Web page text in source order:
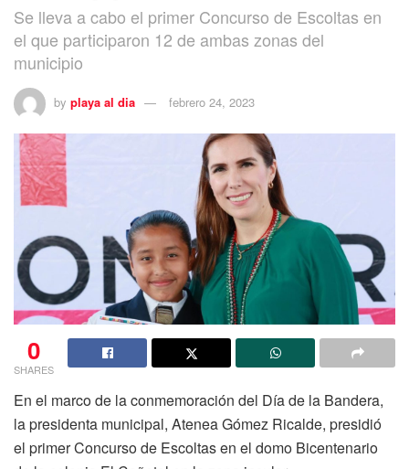
Se lleva a cabo el primer Concurso de Escoltas en
el que participaron 12 de ambas zonas del
municipio
by playa al dia febrero 24, 2023
0
SHARES
En el marco de la conmemoración del Día de la Bandera,
la presidenta municipal, Atenea Gómez Ricalde, presidió
el primer Concurso de Escoltas en el domo Bicentenario